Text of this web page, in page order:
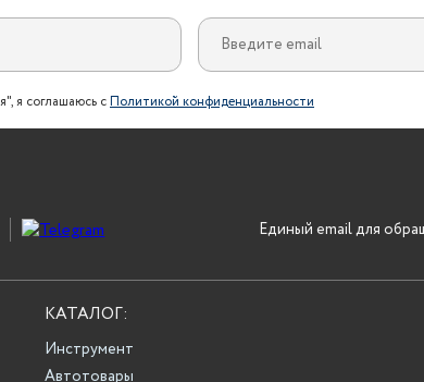
я соглашаюсь сПолитикой конфиденциальности
Единый email для
КАТАЛОГ:
Инструмент
Автотовары